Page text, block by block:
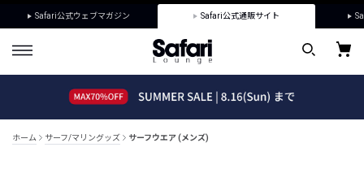
Safari公式ウェブマガジン Safari公式通販サイト
ホーム サーフ/マリングッズ サーフウエア (メンズ)